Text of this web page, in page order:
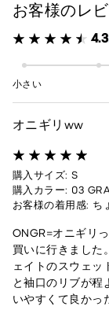
お客様のレ
4.3
小さい
オニギリww
購入サイズ: S
購入カラー: 03
お客様の着用感: ち
ONGR=オニギリ
買いに行きました
ェイトのスウェッ
と袖口のリブが程
いやすくて良かっ